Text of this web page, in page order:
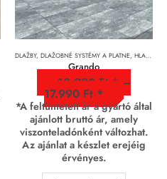
DLAŽBY, DLAŽOBNÉ SYSTÉMY A PLATNE HLADKÉ JEMNOZRNNÉ DLAŽBY
Grando
10.990 Ft –
17.990 Ft
*A feltüntetett ár a gyártó által
ajánlott bruttó ár, amely
viszonteladónként változhat.
Az ajánlat a készlet erejéig
érvényes.